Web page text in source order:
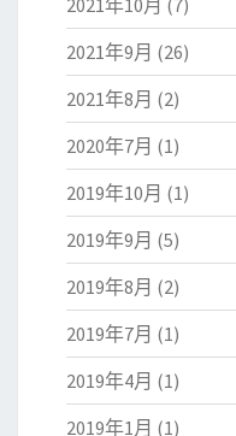
2021年10月 (7)
2021年9月 (26)
2021年8月 (2)
2020年7月 (1)
2019年10月 (1)
2019年9月 (5)
2019年8月 (2)
2019年7月 (1)
2019年4月 (1)
2019年1月 (1)